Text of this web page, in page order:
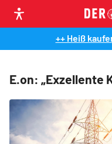
++ Heiß
E.on: „Exzellente